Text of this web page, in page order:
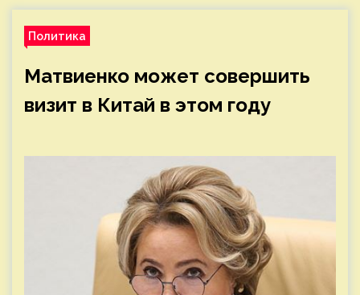
Политика
Матвиенко может совершить
визит в Китай в этом году